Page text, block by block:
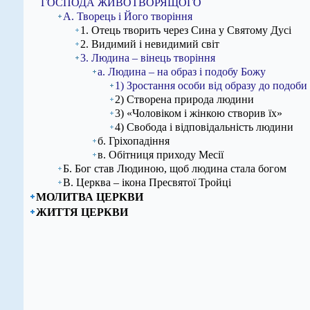
А. Творець і Його творіння
1. Отець творить через Сина у Святому Дусі
2. Видимий і невидимий світ
3. Людина – вінець творіння
а. Людина – на образ і подобу Божу
1) Зростання особи від образу до
2) Створена природа людини
3) «Чоловіком і жінкою створив їх»
4) Свобода і відповідальність людини
б. Гріхопадіння
в. Обітниця приходу Месії
Б. Бог став Людиною, щоб людина стала богом
В. Церква – ікона Пресвятої Тройці
МОЛИТВА ЦЕРКВИ
ЖИТТЯ ЦЕРКВИ